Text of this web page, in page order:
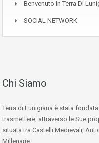
Benvenuto In Terra Di
SOCIAL NETWORK
Chi Siamo
Terra di Lunigiana è stata
trasmettere, attraverso le Sue
situata tra Castelli Medievali,
Millenarie.